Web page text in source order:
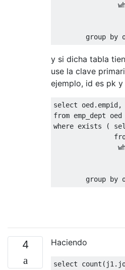
group by
y si dicha tabla
use la clave
ejemplo, id es pk y
select oed. empid,
from emp_dept oed
where exists (
group by
4 Haciendo
select count ( j1 .